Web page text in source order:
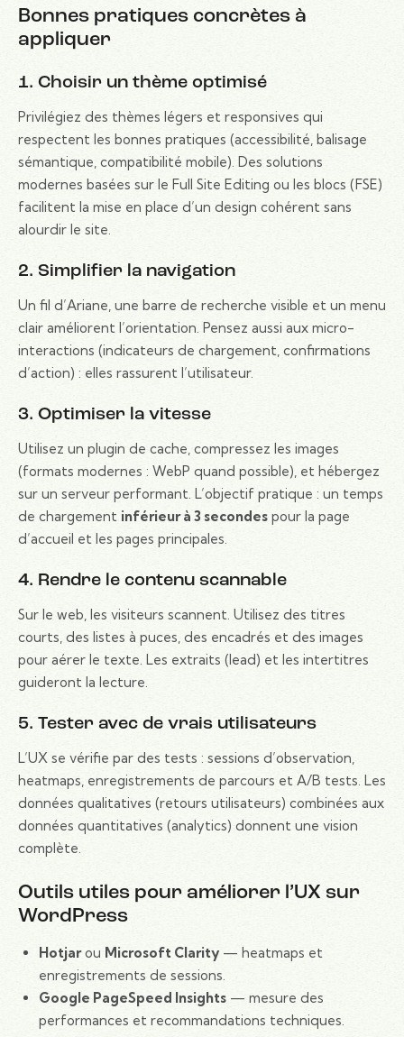
Bonnes pratiques concrètes à
appliquer
1. Choisir un thème optimisé
Privilégiez des thèmes légers et responsives qui
respectent les bonnes pratiques (accessibilité, balisage
sémantique, compatibilité mobile). Des solutions
modernes basées sur le Full Site Editing ou les blocs (FSE)
facilitent la mise en place d’un design cohérent sans
alourdir le site.
2. Simplifier la navigation
Un fil d’Ariane, une barre de recherche visible et un menu
clair améliorent l’orientation. Pensez aussi aux micro-
interactions (indicateurs de chargement, confirmations
d’action) : elles rassurent l’utilisateur.
3. Optimiser la vitesse
Utilisez un plugin de cache, compressez les images
(formats modernes : WebP quand possible), et hébergez
sur un serveur performant. L’objectif pratique : un temps
de chargement inférieur à 3 secondes pour la page
d’accueil et les pages principales.
4. Rendre le contenu scannable
Sur le web, les visiteurs scannent. Utilisez des titres
courts, des listes à puces, des encadrés et des images
pour aérer le texte. Les extraits (lead) et les intertitres
guideront la lecture.
5. Tester avec de vrais utilisateurs
L’UX se vérifie par des tests : sessions d’observation,
heatmaps, enregistrements de parcours et A/B tests. Les
données qualitatives (retours utilisateurs) combinées aux
données quantitatives (analytics) donnent une vision
complète.
Outils utiles pour améliorer l’UX sur
WordPress
Hotjarou Microsoft Clarity— heatmaps et
enregistrements de sessions.
Google PageSpeed Insights— mesure des
performances et recommandations techniques.